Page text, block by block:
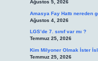
Ağustos 5, 2026
Amasya Fay Hattı nereden
Ağustos 4, 2026
LGS’de 7. sınıf var mı ?
Temmuz 25, 2026
Kim Milyoner Olmak İster
Temmuz 25, 2026